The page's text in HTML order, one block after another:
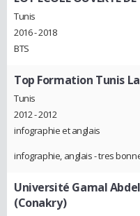
Tunis
2016 - 2018
BTS
Top Formation Tunis
Tunis
2012 - 2012
infographie et anglais
infographie, anglais - tres
Université Gamal
(Conakry)